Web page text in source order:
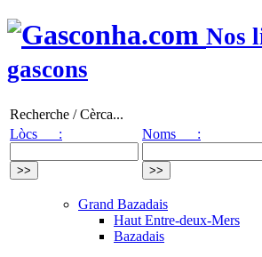
Nos
gascons
Recherche / Cèrca...
Lòcs :
Noms :
Grand Bazadais
Haut Entre-deux-Mers
Bazadais